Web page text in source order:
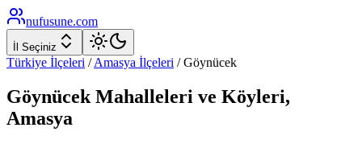
nufusune.com
İl Seçiniz
Türkiye İlçeleri / Amasya İlçeleri /Göynücek
Göynücek Mahalleleri ve Köyleri,
Amasya